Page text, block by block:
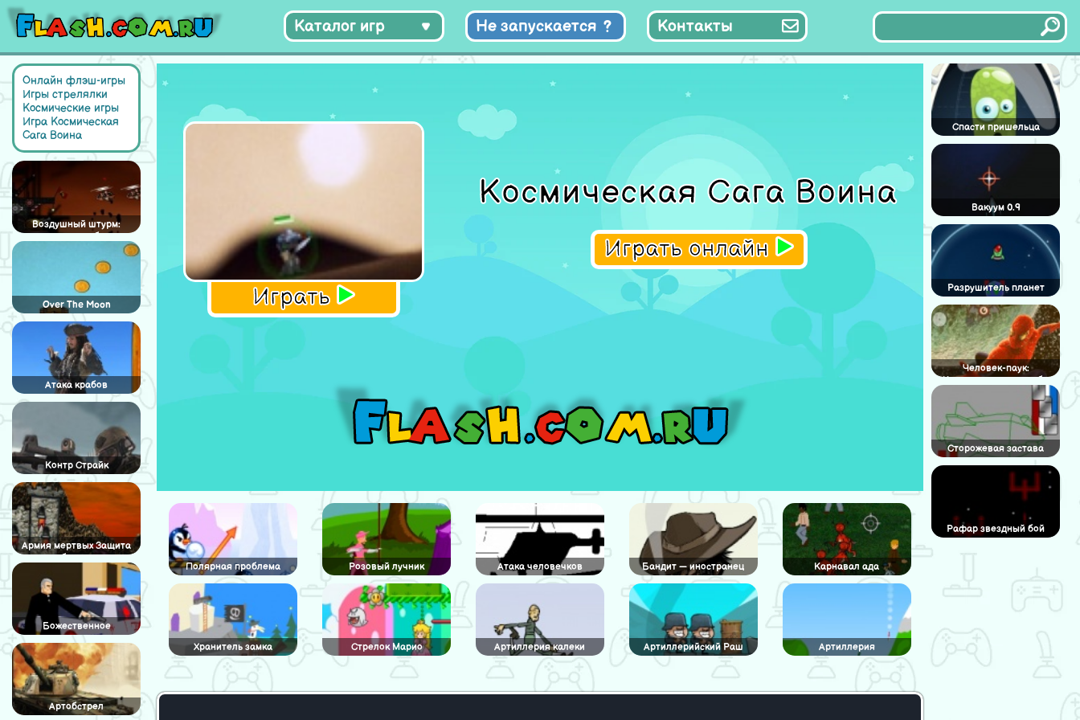
Каталог игр Не запускается Контакты
Онлайн флэш-игры
Игры стрелялки
Космические игры
Игра Космическая
Сага Воина
Воздушный штурм:
затерянная база
Over The Moon
Атака крабов
Контр Страйк
Армия мертвых Защита
башни
Божественное
вмешательство
Артобстрел
Играть
Космическая Сага Воина
Играть онлайн
Полярная проблема Розовый лучник Атака человечков Бандит — иностранец Карнавал ада
Хранитель замка Стрелок Марио Артиллерия калеки Артиллерийский Раш Артиллерия
Спасти пришельца
Вакуум 0.9
Разрушитель планет
Человек-паук:
Космическая стрельба
Сторожевая застава
Рафар звездный бой